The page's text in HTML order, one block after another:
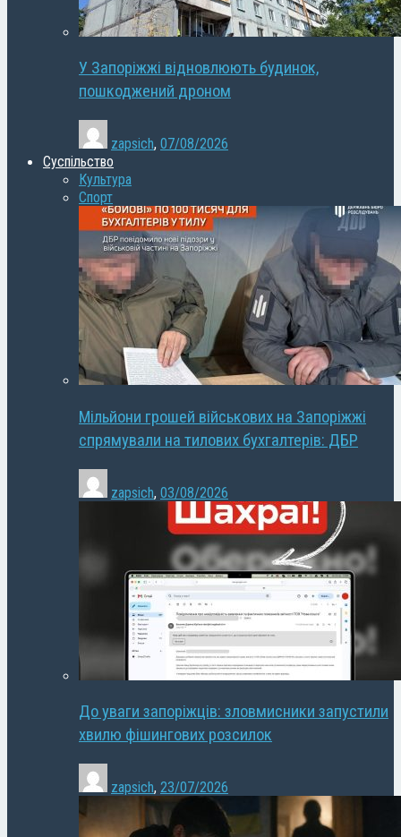
У Запоріжжі відновлюють будинок,
пошкоджений дроном
zapsich, 07/08/2026
Суспільство
Культура
Спорт
Мільйони грошей військових на Запоріжжі
спрямували на тилових бухгалтерів: ДБР
zapsich, 03/08/2026
До уваги запоріжців: зловмисники запустили
хвилю фішингових розсилок
zapsich, 23/07/2026